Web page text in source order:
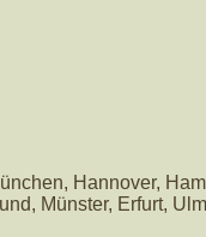
Hannover,
Münster, Erfurt,